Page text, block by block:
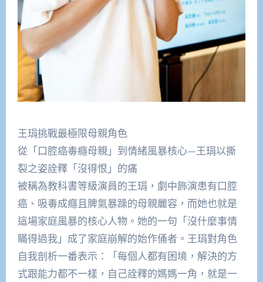
王琄挑戰最極限母親角色
從「口腔癌毒癮母親」到情緒風暴核心—王琄以撕
裂之姿詮釋「沒得恨」的痛
被稱為教科書等級演員的王琄，劇中飾演患有口腔
癌、吸毒成癮且脾氣暴躁的母親麗容，而她也就是
這場家庭風暴的核心人物。她的一句「沒什麼事情
瞞得過我」成了家庭崩解的始作俑者。王琄對角色
自我剖析一番表示：「每個人都有困境，解決的方
式跟能力都不一樣，自己詮釋的媽媽一角，就是一